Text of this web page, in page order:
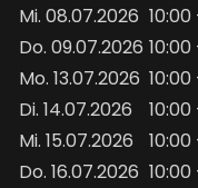
Mi. 08.07.2026 10:00
Do. 09.07.2026 10:00
Mo. 13.07.2026 10:00
Di. 14.07.2026
10:00
Mi. 15.07.2026
10:00
Do. 16.07.2026 10:00